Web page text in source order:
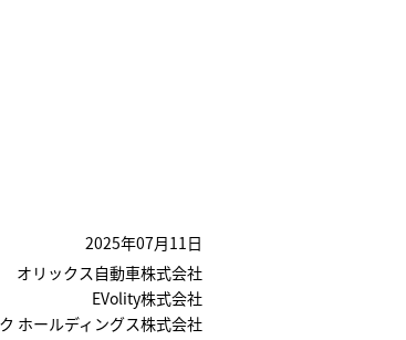
2025年07月11日
オリックス自動車株式会社
EVolity株式会社
ホールディングス株式会社